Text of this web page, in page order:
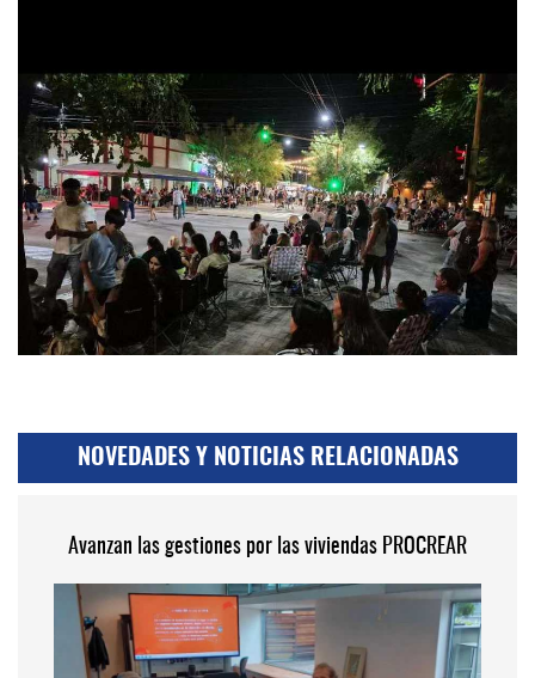
NOVEDADES Y NOTICIAS RELACIONADAS
Avanzan las gestiones por las viviendas PROCREAR